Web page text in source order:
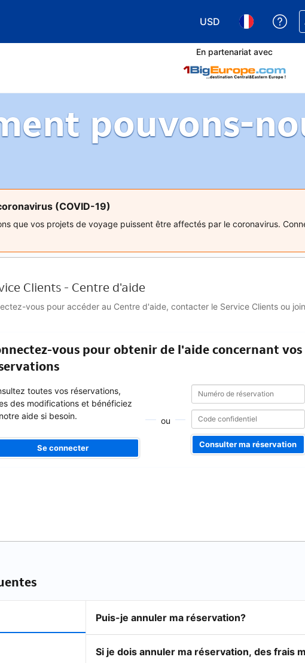
USD
Choisissez votre
Choisissez
En partenariat avec
pouvons-
(COVID-19)
que vos projets de voyage puissent être affectés par le coronavirus.
Clients - Centre d'aide
vous pour accéder au Centre d'aide, contacter le Service Clients ou
vous pour obtenir de l'aide concernant vos
toutes vos réservations,
des modifications et bénéficiez
aide si besoin.
Se connecter
ou
Numéro
de
réservation
Numéro
réservation
Consulter ma réservation
Puis-je annuler ma réservation?
Si je dois annuler ma réservation, des frais